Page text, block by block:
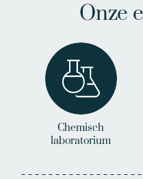
Onze
Chemisch
laboratorium